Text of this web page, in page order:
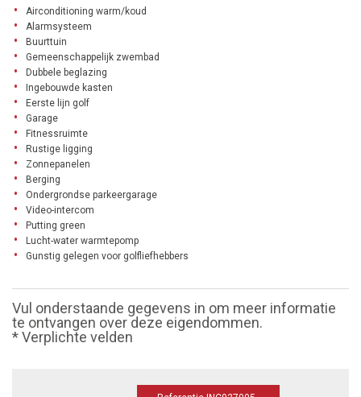
Airconditioning warm/koud
Alarmsysteem
Buurttuin
Gemeenschappelijk zwembad
Dubbele beglazing
Ingebouwde kasten
Eerste lijn golf
Garage
Fitnessruimte
Rustige ligging
Zonnepanelen
Berging
Ondergrondse parkeergarage
Video-intercom
Putting green
Lucht-water warmtepomp
Gunstig gelegen voor golfliefhebbers
Vul onderstaande gegevens in om meer informatie
te ontvangen over deze eigendommen.
* Verplichte velden